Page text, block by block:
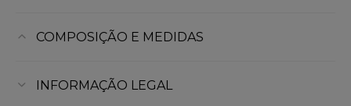
COMPOSIÇÃO E MEDIDAS
INFORMAÇÃO LEGAL